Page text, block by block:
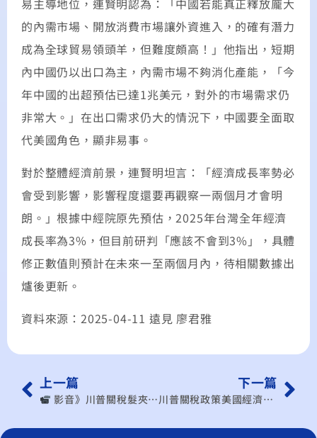
的內需市場、開放消費市場讓外資進入，的確有潛力
成為全球貿易領頭羊，但難度頗高！」他指出，短期
內中國仍以出口為主，內需市場不夠消化產能，「今
年中國的出超預估已達1兆美元，對外的市場需求仍
非常大。」在出口需求仍大的情況下，中國要全面取
代美國角色，顯非易事。
對於整體經濟前景，連賢明坦言：「經濟成長率勢必
會受到影響，影響程度還要再觀察一兩個月才會明
朗。」根據中經院原先預估，2025年台灣全年經濟
成長率為3%，但目前研判「應該不會到3%」，具體
修正數值則預計在未來一至兩個月內，待相關數據出
爐後更新。
資料來源：2025-04-11 遠見 廖君雅
上一篇
︎ 影音》川普關稅髮夾彎75國暫緩90天!對陸課125% 台灣下一步怎辦?台積電英特爾合資已定?哪些產業站海嘯第一排玩完
下一篇
川普關稅政策美國經濟將衰退？！專家：恐陷入「停滯性通膨」惡夢